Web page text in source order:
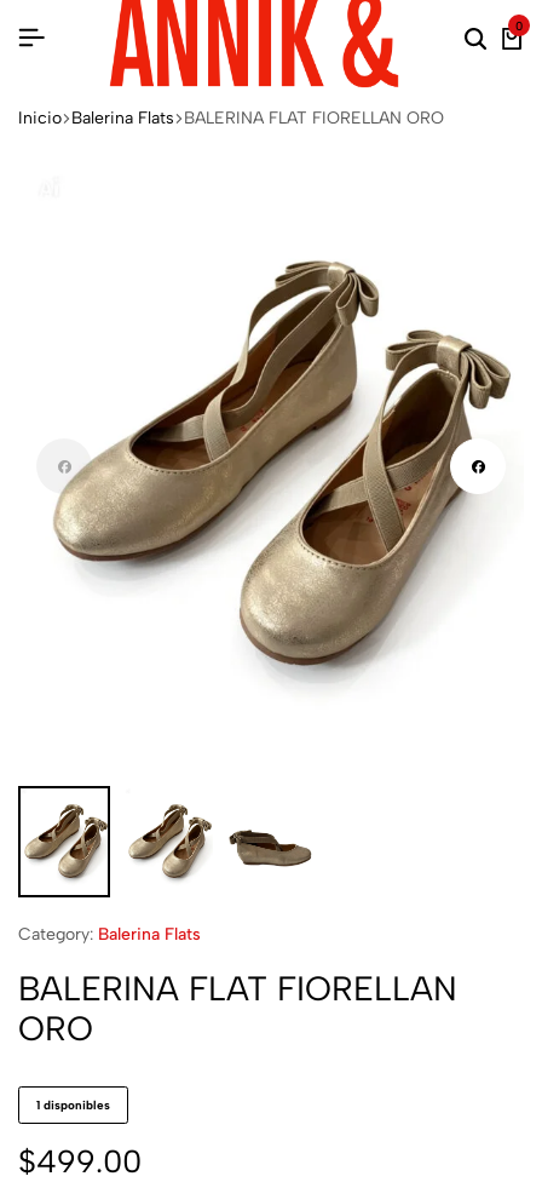
0
Inicio Balerina Flats BALERINA FLAT FIORELLAN ORO
Category: Balerina Flats
BALERINA FLAT FIORELLAN
ORO
1 disponibles
$499.00